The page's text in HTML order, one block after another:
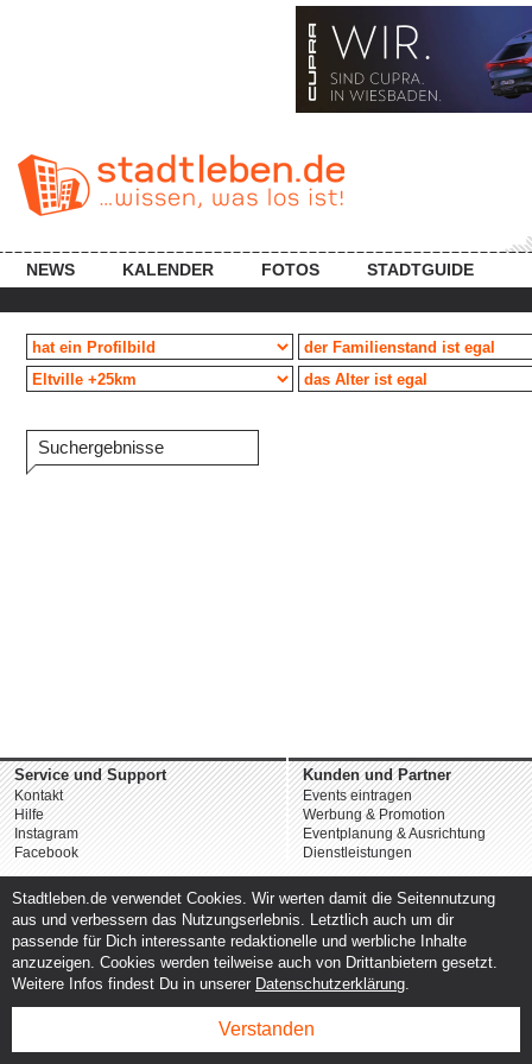
NEWS KALENDER FOTOS STADTGUIDE
Suchergebnisse
Service und Support
Kontakt
Hilfe
Instagram
Facebook
Kunden und Partner
Events eintragen
Werbung & Promotion
Eventplanung & Ausrichtung
Dienstleistungen
Stadtleben.de verwendet Cookies. Wir werten damit die Seitennutzung
aus und verbessern das Nutzungserlebnis. Letztlich auch um dir
passende für Dich interessante redaktionelle und werbliche Inhalte
anzuzeigen. Cookies werden teilweise auch von Drittanbietern gesetzt.
Weitere Infos findest Du in unserer Datenschutzerklärung.
Verstanden